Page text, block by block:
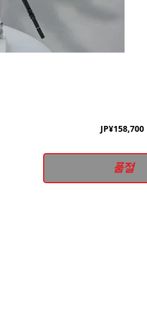
JP¥158,700가
품절